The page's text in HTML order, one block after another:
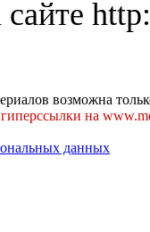
возможна
на
данных